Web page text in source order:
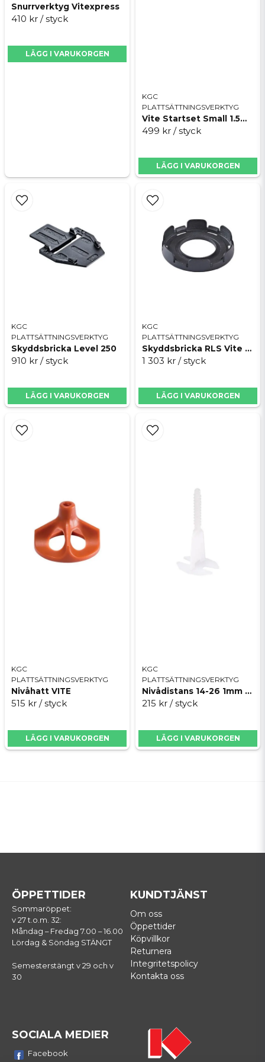
Snurrverktyg Vitexpress
410 kr / styck
LÄGG I VARUKORGEN
KGC
PLATTSÄTTNINGSVERKTYG
Vite Startset Small 1.5mm
499 kr / styck
LÄGG I VARUKORGEN
KGC
PLATTSÄTTNINGSVERKTYG
Skyddsbricka Level 250
910 kr / styck
LÄGG I VARUKORGEN
KGC
PLATTSÄTTNINGSVERKTYG
Skyddsbricka RLS Vite 100st
1 303 kr / styck
LÄGG I VARUKORGEN
KGC
PLATTSÄTTNINGSVERKTYG
Nivåhatt VITE
515 kr / styck
LÄGG I VARUKORGEN
KGC
PLATTSÄTTNINGSVERKTYG
Nivådistans 14-26 1mm VITE
215 kr / styck
LÄGG I VARUKORGEN
Längd 20 m
Material tvinnad polyester
ÖPPETTIDER
Sommaröppet:
v 27 t.o.m. 32:
Måndag – Fredag 7.00 – 16.00
Lördag & Söndag STÄNGT
Semesterstängt v 29 och v
30
KUNDTJÄNST
Om oss
Öppettider
Köpvillkor
Returnera
Integritetspolicy
Kontakta oss
SOCIALA MEDIER
Facebook